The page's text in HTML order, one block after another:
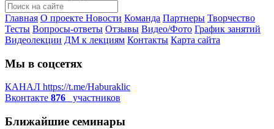
Главная О проекте Новости Команда Партнеры Творчество
Тесты Вопросы-ответы Отзывы Видео/Фото График занятий
Видеолекции ДМ к лекциям Контакты Карта сайта
Мы в соцсетях
КАНАЛ https://t.me/Haburaklic
Вконтакте 876 участников
Ближайшие семинары